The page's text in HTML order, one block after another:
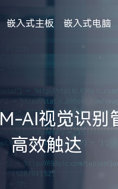
嵌入式主板 嵌入式电脑
AI视觉识别
高效触达